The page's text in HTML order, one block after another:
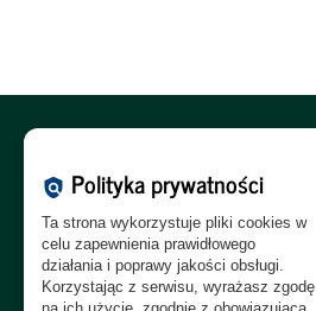
Polityka Prywatności:PL
Polityka RODO:PL|EN
policy Polityka prywatności
Ta strona wykorzystuje pliki cookies w
celu zapewnienia prawidłowego
działania i poprawy jakości obsługi.
Korzystając z serwisu, wyrażasz zgodę
na ich użycie, zgodnie z obowiązującą